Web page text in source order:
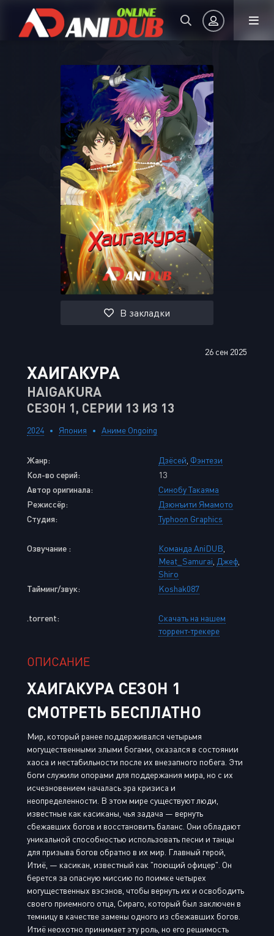
Запомнить
ВОЙТИ НА САЙТ
Регистрация Восстановить пароль
Или войти через
В закладки
26 сен 2025
ХАИГАКУРА
HAIGAKURA
СЕЗОН 1, СЕРИИ 13 ИЗ 13
2024 Япония Аниме Ongoing
Жанр: Дзёсей Фэнтези
Кол-во серий:
13
Автор оригинала:
Синобу Такаяма
Режиссёр:
Дзюнъити Ямамото
Студия:
Typhoon Graphics
Озвучание : Команда AniDUB
Meat_Samurai Джеф
Shiro
Тайминг/звук:
Koshak087
.torrent:
Скачать на нашем
торрент-трекере
ОПИСАНИЕ
ХАИГАКУРА СЕЗОН 1
СМОТРЕТЬ БЕСПЛАТНО
Мир, который ранее поддерживался четырьмя
могущественными злыми богами, оказался в состоянии
хаоса и нестабильности после их внезапного побега. Эти
боги служили опорами для поддержания мира, но с их
исчезновением началась эра кризиса и
неопределенности. В этом мире существуют люди,
известные как касиканы, чья задача — вернуть
сбежавших богов и восстановить баланс. Они обладают
уникальной способностью использовать песни и танцы
для призыва богов обратно в их мир. Главный герой,
Итиё, — касикан, известный как "поющий офицер". Он
берется за опасную миссию по поимке четырех
могущественных вэсэнов, чтобы вернуть их и освободить
своего приемного отца, Сираго, который был заключен в
темницу в качестве замены одного из сбежавших богов.
Итиё неохотно принимает эту роль, но его решимость